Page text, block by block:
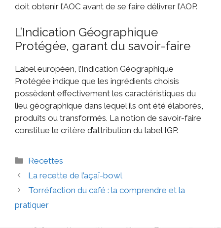
doit obtenir l’AOC avant de se faire délivrer l’AOP.
L’Indication Géographique
Protégée, garant du savoir-faire
Label européen, l’Indication Géographique
Protégée indique que les ingrédients choisis
possèdent effectivement les caractéristiques du
lieu géographique dans lequel ils ont été élaborés,
produits ou transformés. La notion de savoir-faire
constitue le critère d’attribution du label IGP.
Recettes
La recette de l’açaï-bowl
Torréfaction du café : la comprendre et la
pratiquer